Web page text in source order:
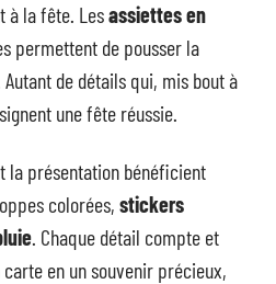
à la fête. Lesassiettes en
permettent de pousser la
Autant de détails qui, mis bout à
une fête réussie.
la présentation bénéficient
colorées, stickers
. Chaque détail compte et
en un souvenir précieux,